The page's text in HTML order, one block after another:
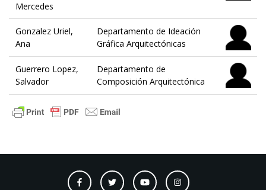
Mercedes
Gonzalez Uriel,
Ana
Departamento de Ideación
Gráfica Arquitectónicas
Guerrero Lopez,
Salvador
Departamento de
Composición Arquitectónica